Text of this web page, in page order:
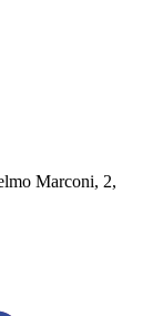
Marconi, 2,